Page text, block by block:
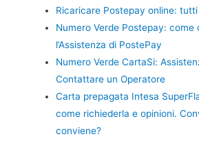
Ricaricare Postepay online:
Numero Verde Postepay:
l’Assistenza di PostePay
Numero Verde CartaSi:
Contattare un Operatore
Carta prepagata Intesa
come richiederla e opinioni.
conviene?